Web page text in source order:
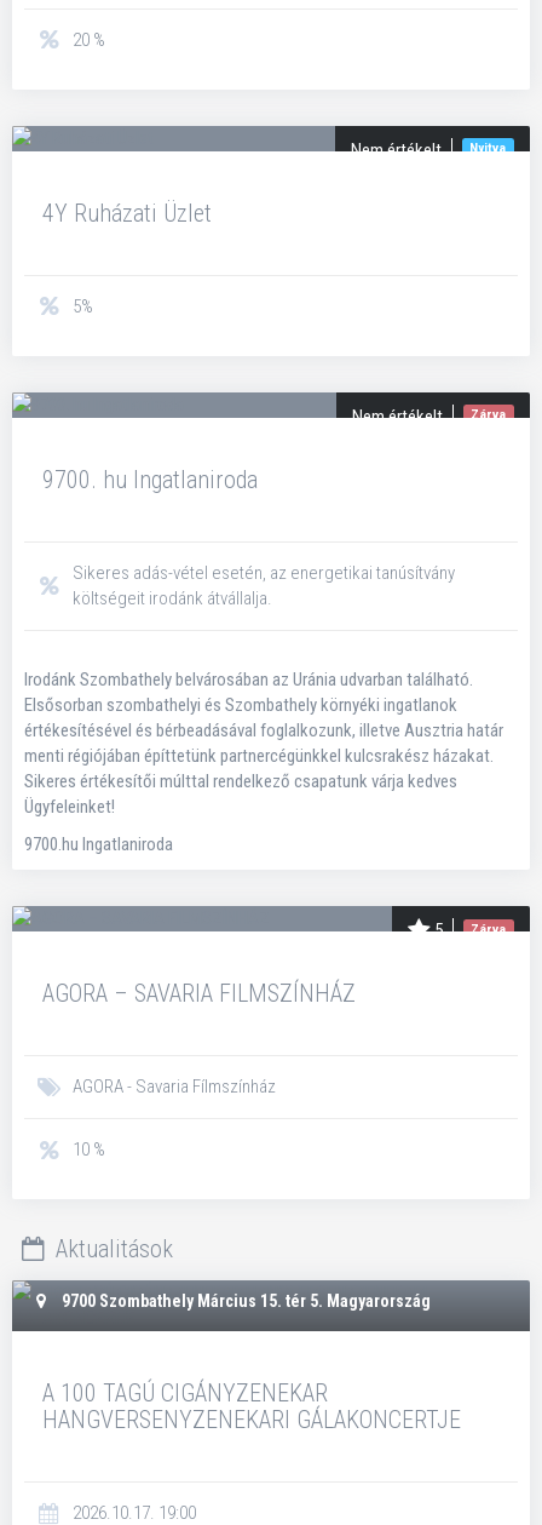
20 %
Nem értékelt Nyitva
4Y Ruházati Üzlet
5%
Nem értékelt Zárva
9700. hu Ingatlaniroda
Sikeres adás-vétel esetén, az energetikai tanúsítvány
költségeit irodánk átvállalja.
Irodánk Szombathely belvárosában az Uránia udvarban található.
Elsősorban szombathelyi és Szombathely környéki ingatlanok
értékesítésével és bérbeadásával foglalkozunk, illetve Ausztria határ
menti régiójában építtetünk partnercégünkkel kulcsrakész házakat.
Sikeres értékesítői múlttal rendelkező csapatunk várja kedves
Ügyfeleinket!
9700.hu Ingatlaniroda
5 Zárva
AGORA – SAVARIA FILMSZÍNHÁZ
AGORA - Savaria Fílmszínház
10 %
Aktualitások
9700 Szombathely Március 15. tér 5. Magyarország
A 100 TAGÚ CIGÁNYZENEKAR
HANGVERSENYZENEKARI GÁLAKONCERTJE
2026.10.17. 19:00